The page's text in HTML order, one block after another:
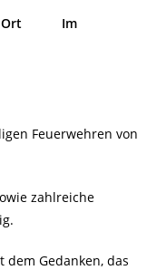
Im
Feuerwehren von
zahlreiche
dem Gedanken, das